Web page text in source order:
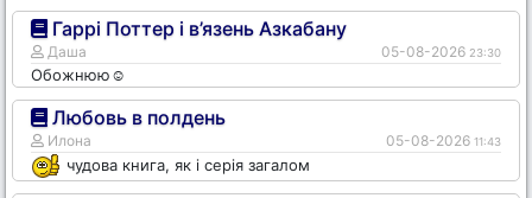
Гаррі Поттер і в’язень Азкабану
Даша 05-08-2026 23:30
Обожнюю☺️
Любовь в полдень
Илона 05-08-2026 11:43
чудова книга, як і серія загалом